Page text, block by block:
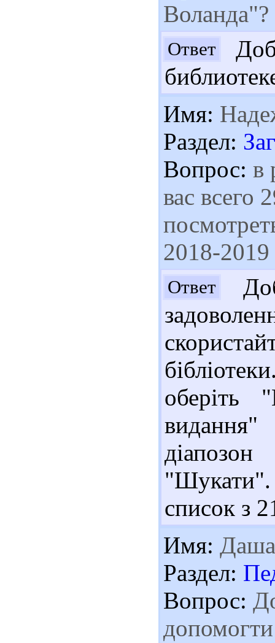
Ответ
Имя:
Раздел:
Вопрос: в
вас всего
2018-2019
Ответ
оберіть
список з
Имя: Даша
Раздел:
Вопрос: